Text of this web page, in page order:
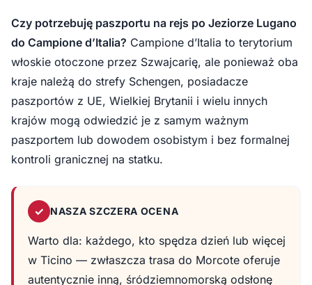
Czy potrzebuję paszportu na rejs po Jeziorze Lugano
do Campione d’Italia? Campione d’Italia to terytorium
włoskie otoczone przez Szwajcarię, ale ponieważ oba
kraje należą do strefy Schengen, posiadacze
paszportów z UE, Wielkiej Brytanii i wielu innych
krajów mogą odwiedzić je z samym ważnym
paszportem lub dowodem osobistym i bez formalnej
kontroli granicznej na statku.
✓ NASZA SZCZERA OCENA
Warto dla: każdego, kto spędza dzień lub więcej
w Ticino — zwłaszcza trasa do Morcote oferuje
autentycznie inną, śródziemnomorską odsłonę